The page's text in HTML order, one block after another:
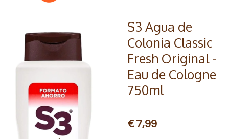
S3 Agua de
Colonia Classic
Fresh Original -
Eau de Cologne
750ml
€ 7,99